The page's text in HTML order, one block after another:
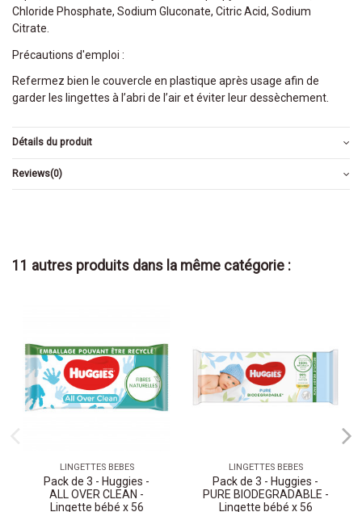
Chloride Phosphate, Sodium Gluconate, Citric Acid, Sodium
Citrate.
Précautions d'emploi :
Refermez bien le couvercle en plastique après usage afin de
garder les lingettes à l’abri de l’air et éviter leur dessèchement.
Détails du produit
Reviews(0)
11 autres produits dans la même catégorie :
LINGETTES BEBES
Pack de 3 - Huggies -
ALL OVER CLEAN -
Lingette bébé x 56
LINGETTES BEBES
Pack de 3 - Huggies -
PURE BIODEGRADABLE -
Lingette bébé x 56